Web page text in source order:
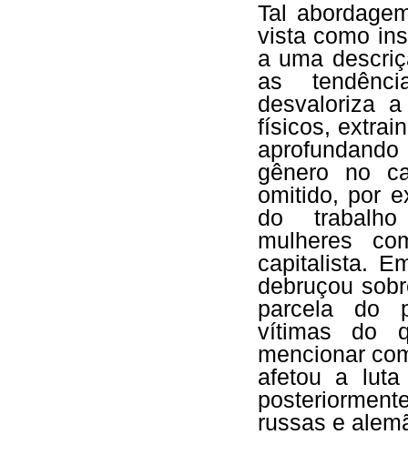
Tal
vista como
a uma
as
desvaloriza
físicos,
gênero no
omitido, por
do trabalho
mulheres
capitalista.
debruçou
parcela do
vítimas do
mencionar
afetou a
russas e